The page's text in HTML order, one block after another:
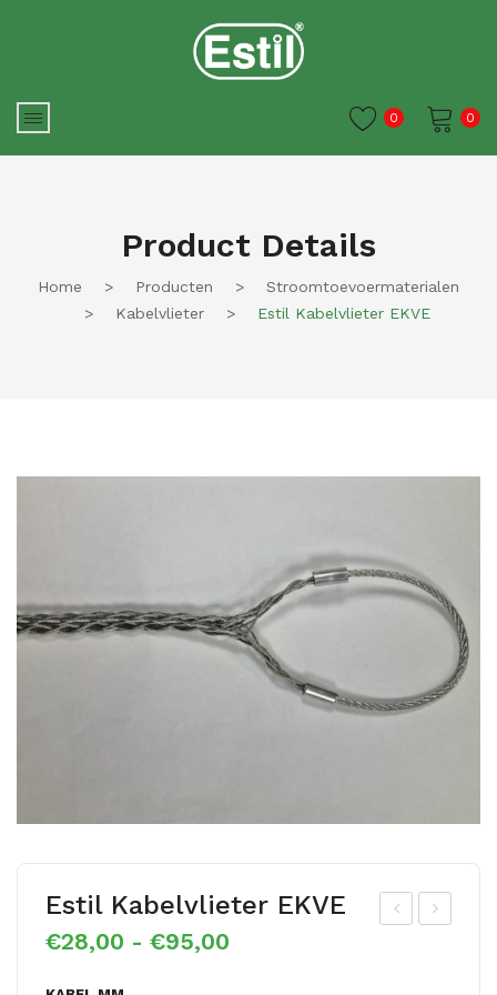
0
0
Product Details
Home > Producten >
Stroomtoevoermaterialen
>
Kabelvlieter > Estil Kabelvlieter EKVE
Estil Kabelvlieter EKVE
€28,00 - €95,00